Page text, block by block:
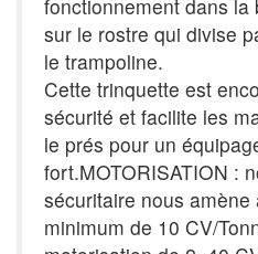
fonctionnement dans la
sur le rostre qui divise
le trampoline.
Cette trinquette est
sécurité et facilite les
le prés pour un
fort.MOTORISATION :
sécuritaire nous amène
minimum de 10 CV/